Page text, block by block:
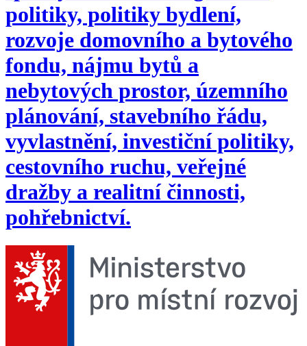
politiky, politiky bydlení,
rozvoje domovního a bytového
fondu, nájmu bytů a
nebytových prostor, územního
plánování, stavebního řádu,
vyvlastnění, investiční politiky,
cestovního ruchu, veřejné
dražby a realitní činnosti,
pohřebnictví.